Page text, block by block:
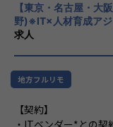
＜職務概要＞
当社のアジアチーム
S・Microsoft）との
を習得し、日本市場
（言語：英語）との
ンの売上向上を実現
としたグローバルマ
【東京・名古屋・大
野)※IT×人材育成ア
求人
地方フルリモ
【契約】
・ITベンダー*との契